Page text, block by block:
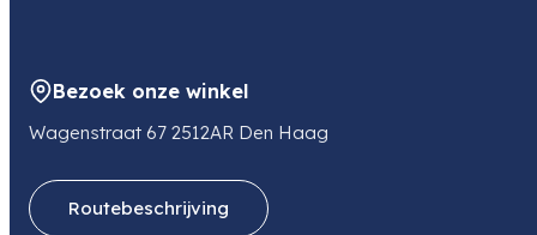
E-mail
info@disnet.nl
0624398149
Bezoek onze winkel
Wagenstraat 67 2512AR Den Haag
Routebeschrijving